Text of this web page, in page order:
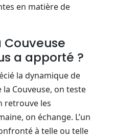
en matière de
Couveuse
a apporté ?
la dynamique de
Couveuse, on teste
retrouve les
on échange. L’un
à telle ou telle